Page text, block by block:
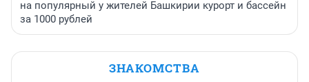
на популярный у жителей Башкирии курорт и бассейн
за 1000 рублей
ЗНАКОМСТВА